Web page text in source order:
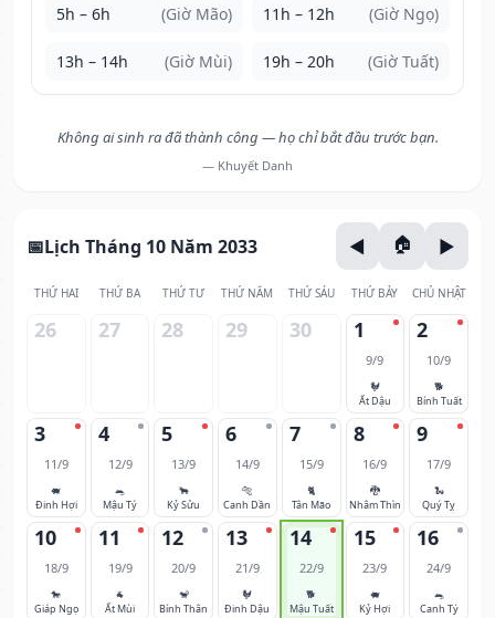
5h – 6h (Giờ Mão) 11h – 12h (Giờ Ngọ)
13h – 14h (Giờ Mùi) 19h – 20h (Giờ Tuất)
Không ai sinh ra đã thành công — họ chỉ bắt đầu trước bạn.
— Khuyết Danh
Lịch Tháng 10 Năm 2033
THỨ HAI THỨ BA THỨ TƯ THỨ NĂM THỨ SÁU THỨ BẢY CHỦ NHẬT
26 27 28 29 30 1
9/9
🐓
Ất Dậu
2
10/9
🐕
Bính Tuất
3
11/9
🐖
Đinh Hợi
4
12/9
🐀
Mậu Tý
5
13/9
🐂
Kỷ Sửu
6
14/9
🐅
Canh Dần
7
15/9
🐈
Tân Mão
8
16/9
🐉
Nhâm Thìn
9
17/9
🐍
Quý Tỵ
10
18/9
🐎
Giáp Ngọ
11
19/9
🐐
Ất Mùi
12
20/9
🐒
Bính Thân
13
21/9
🐓
Đinh Dậu
14
22/9
🐕
Mậu Tuất
15
23/9
🐖
Kỷ Hợi
16
24/9
🐀
Canh Tý